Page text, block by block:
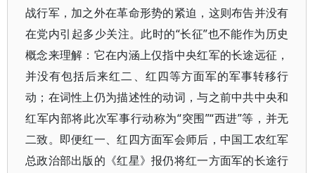
战行军，加之外在革命形势的紧迫，这则布告并没有
在党内引起多少关注。此时的“长征”也不能作为历史
概念来理解：它在内涵上仅指中央红军的长途远征，
并没有包括后来红二、红四等方面军的军事转移行
动；在词性上仍为描述性的动词，与之前中共中央和
红军内部将此次军事行动称为“突围”“西进”等，并无
二致。即便红一、红四方面军会师后，中国工农红军
总政治部出版的《红星》报仍将红一方面军的长途行